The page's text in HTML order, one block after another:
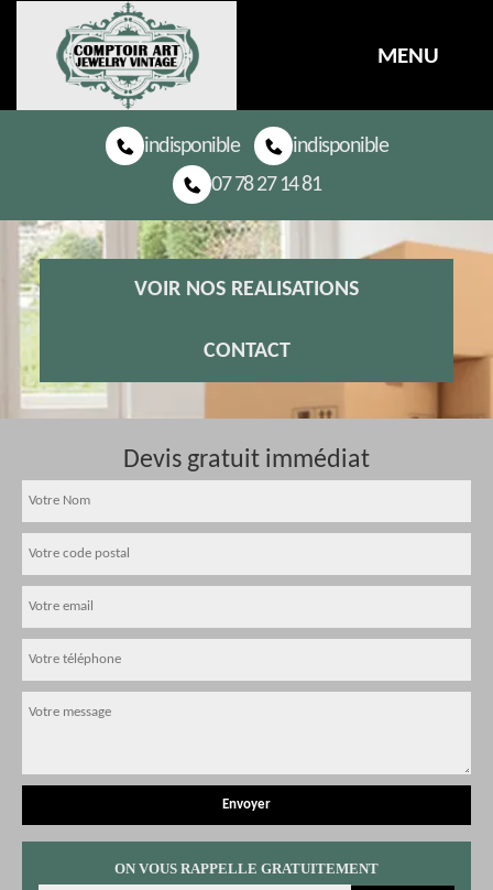
MENU
indisponible
indisponible
07 78 27 14 81
VOIR NOS REALISATIONS
CONTACT
Devis gratuit immédiat
ON VOUS RAPPELLE GRATUITEMENT